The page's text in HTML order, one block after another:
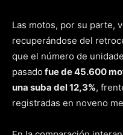
Las motos, por su parte,
recuperándose del
que el número de
pasado fue de 45.600
una suba del 12,3%,
registradas en noveno